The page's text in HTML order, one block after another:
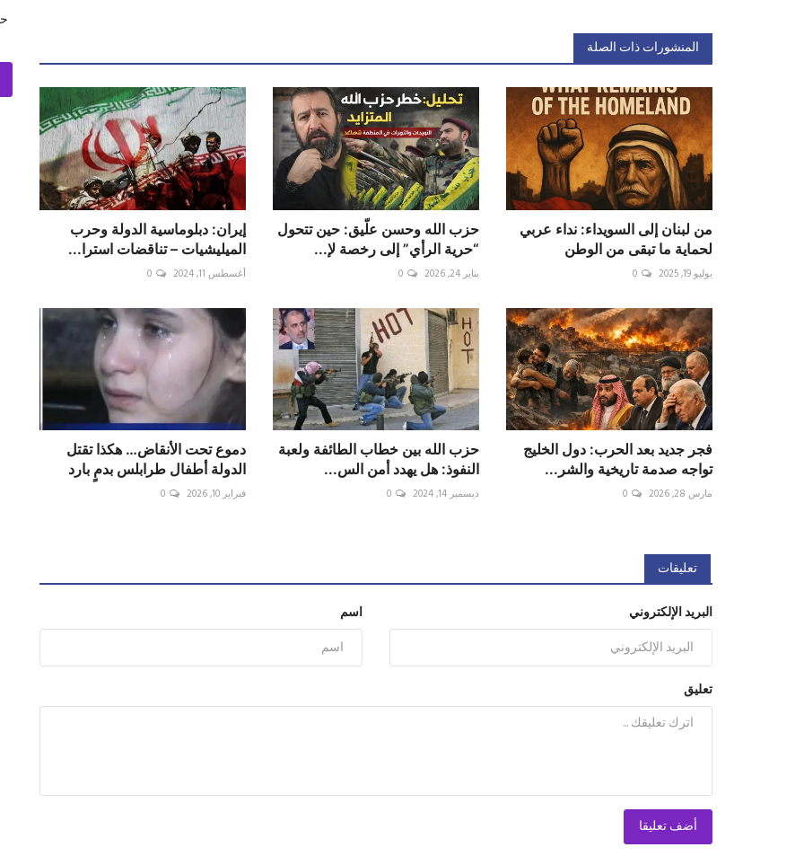
المنشورات ذات الصلة
‎من لبنان إلى السويداء: نداء عربي
لحماية ما تبقى من الوطن
يوليو 19, 2025 0
حزب الله وحسن علّيق: حين تتحول
“حرية الرأي” إلى رخصة لإ...
يناير 24, 2026 0
إيران: دبلوماسية الدولة وحرب
الميليشيات – تناقضات استرا...
أغسطس 11, 2024 0
فجر جديد بعد الحرب: دول الخليج
تواجه صدمة تاريخية والشر...
مارس 28, 2026 0
حزب الله بين خطاب الطائفة ولعبة
النفوذ: هل يهدد أمن الس...
ديسمبر 14, 2024 0
دموع تحت الأنقاض… هكذا تقتل
الدولة أطفال طرابلس بدمٍ بارد
فبراير 10, 2026 0
تعليقات
اسم البريد الإلكتروني
تعليق
أضف تعليقا